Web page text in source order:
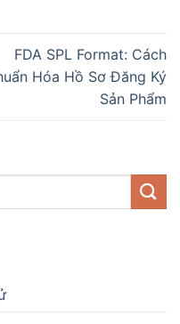
FDA SPL Format: Cách
Hóa Hồ Sơ Đăng Ký
Sản Phẩm